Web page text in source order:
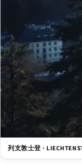
列支敦士登 ·